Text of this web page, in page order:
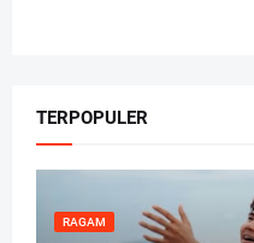
TERPOPULER
RAGAM